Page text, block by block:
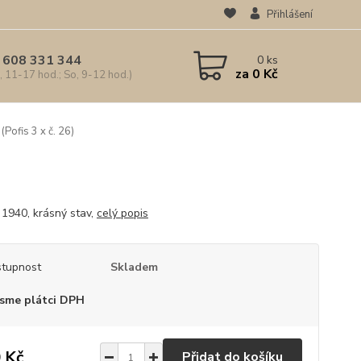
Přihlášení
331 344
11-17 hod.; So, 9-12 hod.)
0ks
za 0 Kč
3 x č. 26)
krásný stav, celý popis
Skladem
plátci DPH
Přidat do košíku